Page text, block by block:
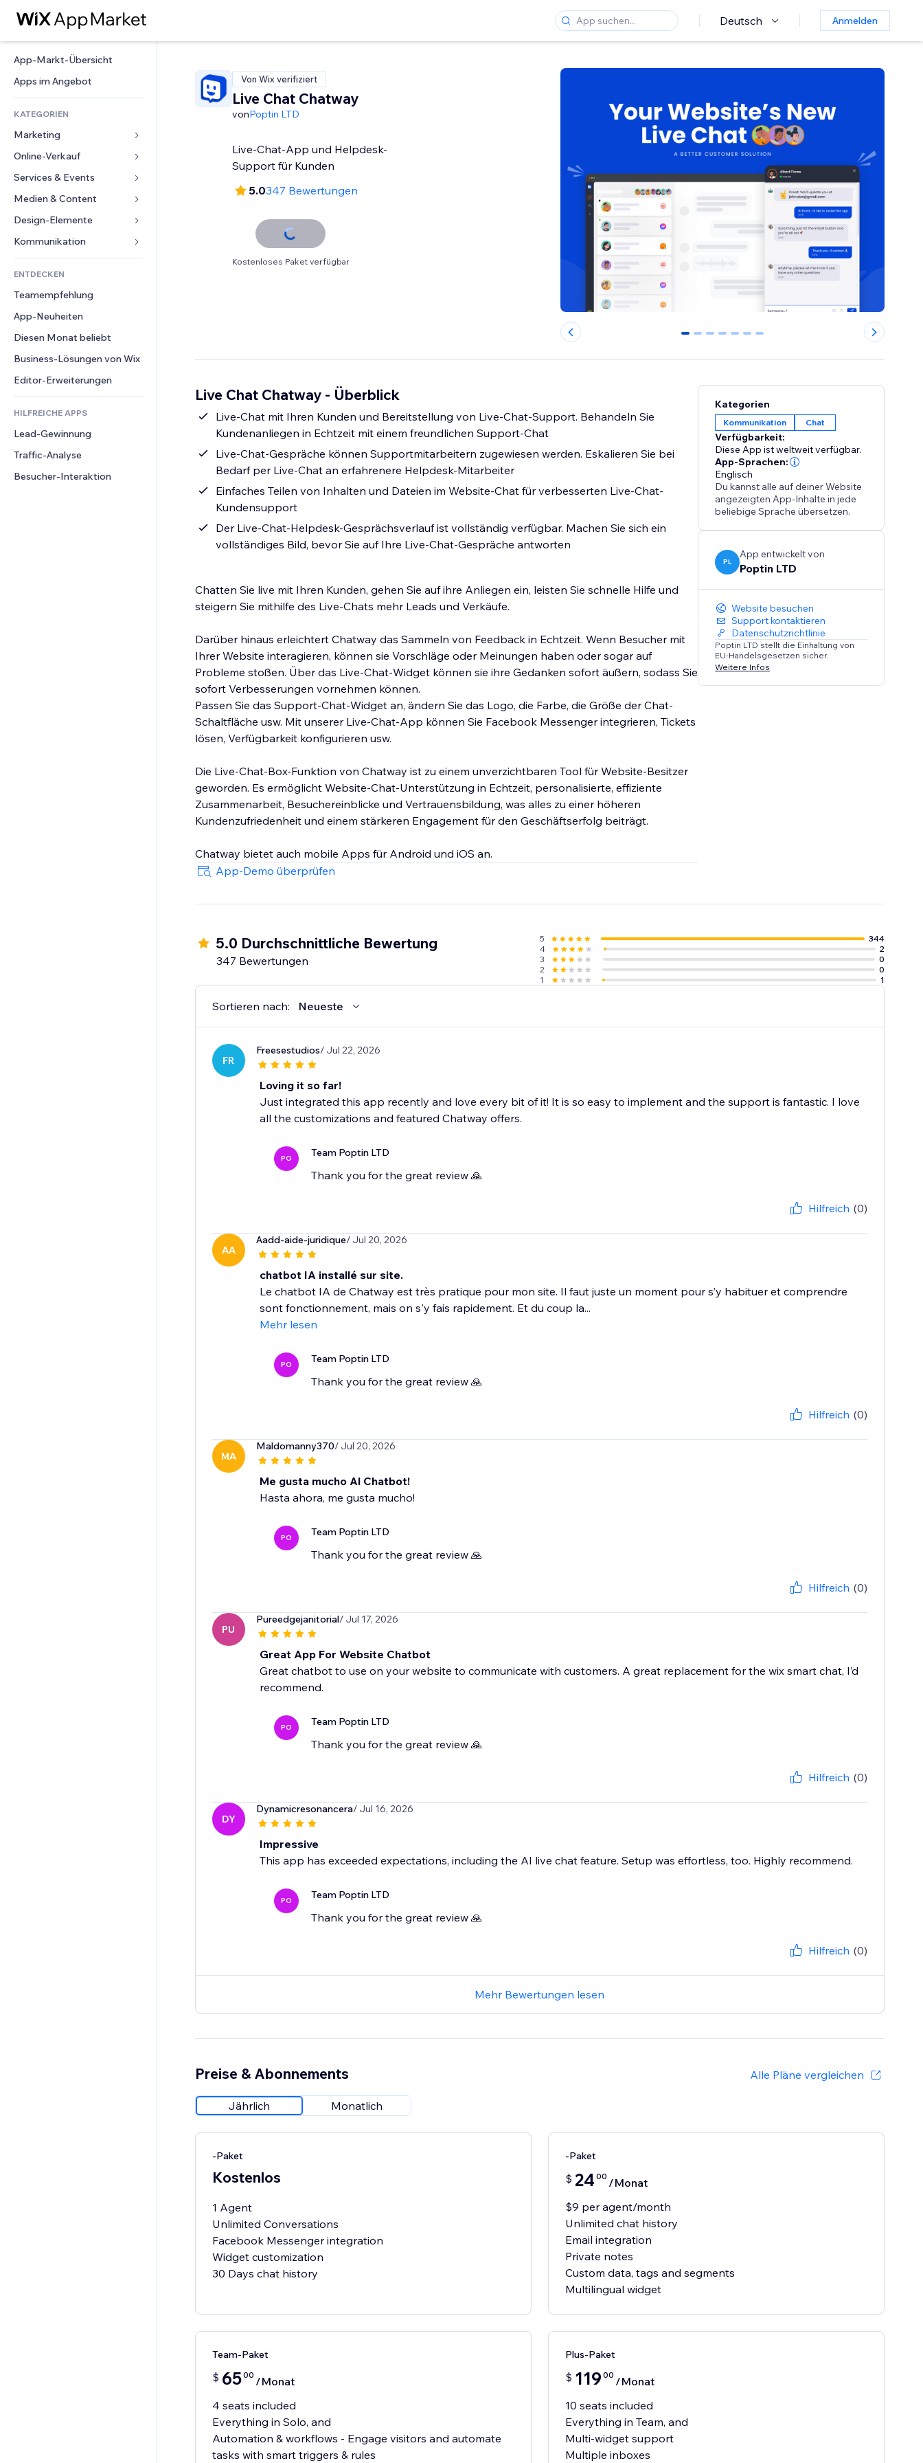
Deutsch Anmelden
App-Markt-Übersicht
Apps im Angebot
KATEGORIEN
Marketing
Anzeigen
Mobil
Statistiken
Website-Einträge
E-Mail
Online-Verkauf
Apps für Shops
Versand & Lieferung
Verkaufen-Buttons
Buchhaltung
Gutscheine & Treuebonus
Lagerlösungen
Speisen & Getränke
Services & Events
Hotels
Events
Restaurants
Immobilien
Buchungen
Medien & Content
Galerie
Musik
Podcasts
Fotografie
Video
PDF
Dateifreigabe
News
Design-Elemente
Karten & Navigation
Datenschutz & Sicherheit
Uhr
Seiten-Vorlagen
Bildeffekte
Buttons & Menüs
Banner & Abzeichen
Taschenrechner
Suche
Wetter
Diagramme & Tabellen
Formulare
Umfragen
Chat
Kommentare
Telefon
Community
Bewertungen und Feedback
CRM
ENTDECKEN
Teamempfehlung
App-Neuheiten
Diesen Monat beliebt
Business-Lösungen von Wix
Editor-Erweiterungen
HILFREICHE APPS
Lead-Gewinnung
Traffic-Analyse
Besucher-Interaktion
Von Wix verifiziert
Live Chat Chatway
vonPoptin LTD
Live-Chat-App und Helpdesk-
Support für Kunden
5.0347 Bewertungen
Kostenloses Paket verfügbar
0 1 2 3 4 5 6
Live Chat Chatway - Überblick
Live-Chat mit Ihren Kunden und Bereitstellung von Live-Chat-Support. Behandeln Sie
Kundenanliegen in Echtzeit mit einem freundlichen Support-Chat
Live-Chat-Gespräche können Supportmitarbeitern zugewiesen werden. Eskalieren Sie bei
Bedarf per Live-Chat an erfahrenere Helpdesk-Mitarbeiter
Einfaches Teilen von Inhalten und Dateien im Website-Chat für verbesserten Live-Chat-
Kundensupport
Der Live-Chat-Helpdesk-Gesprächsverlauf ist vollständig verfügbar. Machen Sie sich ein
vollständiges Bild, bevor Sie auf Ihre Live-Chat-Gespräche antworten
Chatten Sie live mit Ihren Kunden, gehen Sie auf ihre Anliegen ein, leisten Sie schnelle Hilfe und
steigern Sie mithilfe des Live-Chats mehr Leads und Verkäufe.
Darüber hinaus erleichtert Chatway das Sammeln von Feedback in Echtzeit. Wenn Besucher mit
Ihrer Website interagieren, können sie Vorschläge oder Meinungen haben oder sogar auf
Probleme stoßen. Über das Live-Chat-Widget können sie ihre Gedanken sofort äußern, sodass Sie
sofort Verbesserungen vornehmen können.
Passen Sie das Support-Chat-Widget an, ändern Sie das Logo, die Farbe, die Größe der Chat-
Schaltfläche usw. Mit unserer Live-Chat-App können Sie Facebook Messenger integrieren, Tickets
lösen, Verfügbarkeit konfigurieren usw.
Die Live-Chat-Box-Funktion von Chatway ist zu einem unverzichtbaren Tool für Website-Besitzer
geworden. Es ermöglicht Website-Chat-Unterstützung in Echtzeit, personalisierte, effiziente
Zusammenarbeit, Besuchereinblicke und Vertrauensbildung, was alles zu einer höheren
Kundenzufriedenheit und einem stärkeren Engagement für den Geschäftserfolg beiträgt.
Chatway bietet auch mobile Apps für Android und iOS an.
App-Demo überprüfen
Kategorien
Kommunikation Chat
Verfügbarkeit:
Diese App ist weltweit verfügbar.
App-Sprachen:
Englisch
Du kannst alle auf deiner Website
angezeigten App-Inhalte in jede
beliebige Sprache übersetzen.
PL
App entwickelt von
Poptin LTD
Website besuchen
Support kontaktieren
Datenschutzrichtlinie
Poptin LTD stellt die Einhaltung von
EU-Handelsgesetzen sicher.
Weitere Infos
5.0 Durchschnittliche Bewertung
347 Bewertungen
5
344
4
2
3
0
2
0
1
1
Sortieren nach: Neueste
FR
Freesestudios/ Jul 22, 2026
Loving it so far!
Just integrated this app recently and love every bit of it! It is so easy to implement and the support is fantastic. I love
all the customizations and featured Chatway offers.
PO Team Poptin LTD
Thank you for the great review 🙏
Hilfreich (0)
AA
Aadd-aide-juridique/ Jul 20, 2026
chatbot IA installé sur site.
Le chatbot IA de Chatway est très pratique pour mon site. Il faut juste un moment pour s’y habituer et comprendre
sont fonctionnement, mais on s'y fais rapidement. Et du coup la...
Mehr lesen
PO Team Poptin LTD
Thank you for the great review 🙏
Hilfreich (0)
MA
Maldomanny370/ Jul 20, 2026
Me gusta mucho Al Chatbot!
Hasta ahora, me gusta mucho!
PO Team Poptin LTD
Thank you for the great review 🙏
Hilfreich (0)
PU
Pureedgejanitorial/ Jul 17, 2026
Great App For Website Chatbot
Great chatbot to use on your website to communicate with customers. A great replacement for the wix smart chat, I’d
recommend.
PO Team Poptin LTD
Thank you for the great review 🙏
Hilfreich (0)
DY
Dynamicresonancera/ Jul 16, 2026
Impressive
This app has exceeded expectations, including the AI live chat feature. Setup was effortless, too. Highly recommend.
PO Team Poptin LTD
Thank you for the great review 🙏
Hilfreich (0)
Mehr Bewertungen lesen
Preise & Abonnements Alle Pläne vergleichen
Jährlich Monatlich
-Paket
Kostenlos
1 Agent
Unlimited Conversations
Facebook Messenger integration
Widget customization
30 Days chat history
-Paket
$ 24 00 /Monat
$9 per agent/month
Unlimited chat history
Email integration
Private notes
Custom data, tags and segments
Multilingual widget
Team-Paket
$ 6500 /Monat
4 seats included
Everything in Solo, and
Automation & workflows - Engage visitors and automate
tasks with smart triggers & rules
Plus-Paket
$ 119 00 /Monat
10 seats included
Everything in Team, and
Multi-widget support
Multiple inboxes